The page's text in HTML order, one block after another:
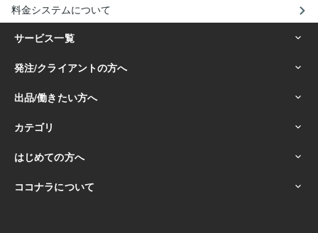
料金システムについて